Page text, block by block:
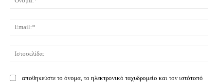
αποθηκεύστε το όνομα, το ηλεκτρονικό ταχυδρομείο και τον ιστότοπό